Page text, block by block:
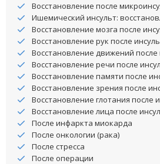
Восстановление после
Ишемический инсульт:
Восстановление мозга после
Восстановление рук после
Восстановление движений после
Восстановление речи после
Восстановление памяти после
Восстановление зрения после
Восстановление глотания после
Восстановление лица после
После инфаркта миокарда
После онкологии (рака)
После стресса
После операции